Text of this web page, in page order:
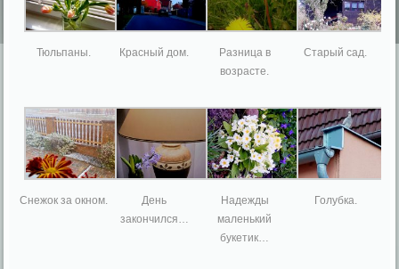
Тюльпаны. Красный дом.
Разница в
возрасте.
Старый сад.
Снежок за окном.
День
закончился…
Надежды
маленький
букетик…
Голубка.